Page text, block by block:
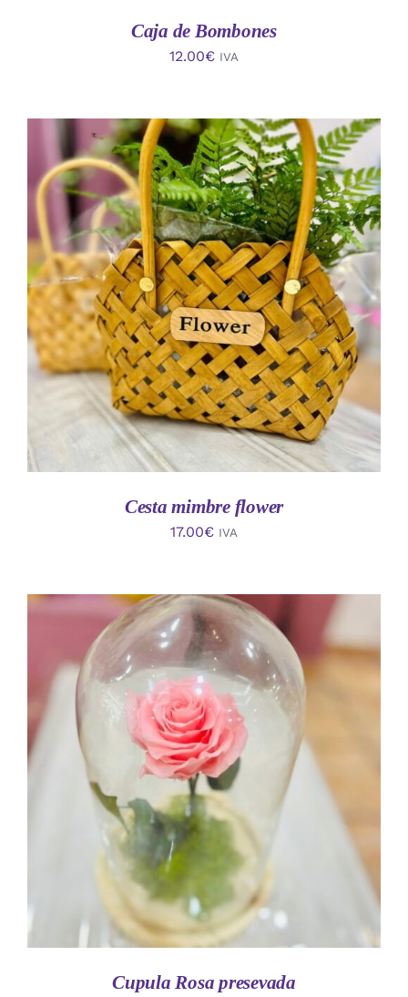
Caja de Bombones
12.00€ IVA
AÑADIR AL CARRITO
/
DETALLES
Cesta mimbre flower
17.00€ IVA
AÑADIR AL CARRITO
DETALLES
Cupula Rosa presevada